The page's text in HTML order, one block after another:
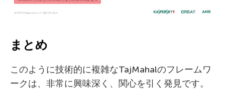
まとめ
このように技術的に複雑なTajMahalのフレームワ
ークは、非常に興味深く、関心を引く発見です。